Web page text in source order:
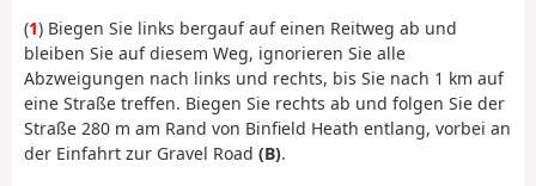
(1) Biegen Sie links bergauf auf einen Reitweg ab und
bleiben Sie auf diesem Weg, ignorieren Sie alle
Abzweigungen nach links und rechts, bis Sie nach 1 km auf
eine Straße treffen. Biegen Sie rechts ab und folgen Sie der
Straße 280 m am Rand von Binfield Heath entlang, vorbei an
der Einfahrt zur Gravel Road (B).